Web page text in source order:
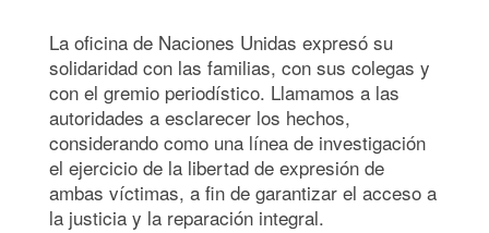
La oficina de Naciones Unidas expresó su
solidaridad con las familias, con sus colegas y
con el gremio periodístico. Llamamos a las
autoridades a esclarecer los hechos,
considerando como una línea de investigación
el ejercicio de la libertad de expresión de
ambas víctimas, a fin de garantizar el acceso a
la justicia y la reparación integral.